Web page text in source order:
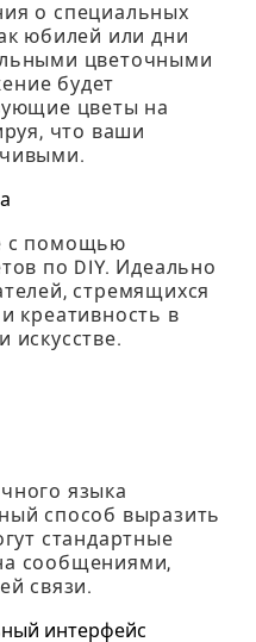
о специальных
юбилей или дни
цветочными
будет
цветы на
что ваши
с помощью
по DIY. Идеально
стремящихся
креативность в
искусстве.
языка
способ выразить
стандартные
сообщениями,
связи.
интерфейс